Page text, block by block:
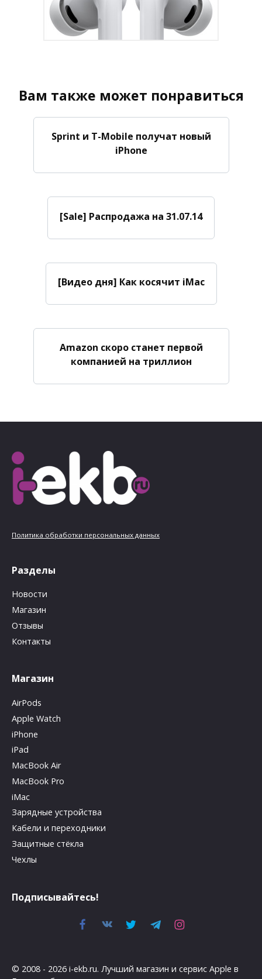
Вам также может понравиться
Sprint и T-Mobile получат новый
iPhone
[Sale] Распродажа на 31.07.14
[Видео дня] Как косячит iMac
Amazon скоро станет первой
компанией на триллион
Политика обработки персональных данных
Разделы
Новости
Магазин
Отзывы
Контакты
Магазин
AirPods
Apple Watch
iPhone
iPad
MacBook Air
MacBook Pro
iMac
Зарядные устройства
Кабели и переходники
Защитные стёкла
Чехлы
Подписывайтесь!
© 2008 - 2026 i-ekb.ru. Лучший магазин и сервис Apple в